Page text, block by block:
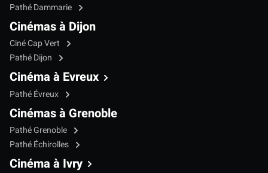
Pathé Dammarie
Cinémas à Dijon
Ciné Cap Vert
Pathé Dijon
Cinéma à Evreux
Pathé Évreux
Cinémas à Grenoble
Pathé Grenoble
Pathé Échirolles
Cinéma à Ivry